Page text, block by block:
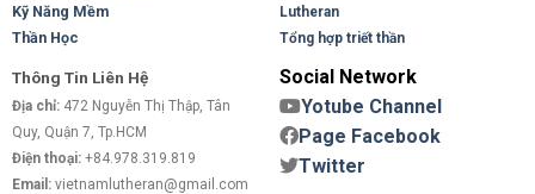
Kỹ Năng Mềm
Thần Học
Lutheran
Tổng hợp triết thần
Thông Tin Liên Hệ
Địa chỉ: 472 Nguyễn Thị Thập, Tân
Quy, Quận 7, Tp.HCM
Điện thoại: +84.978.319.819
Email: vietnamlutheran@gmail.com
Social Network
Yotube Channel
Page Facebook
Twitter